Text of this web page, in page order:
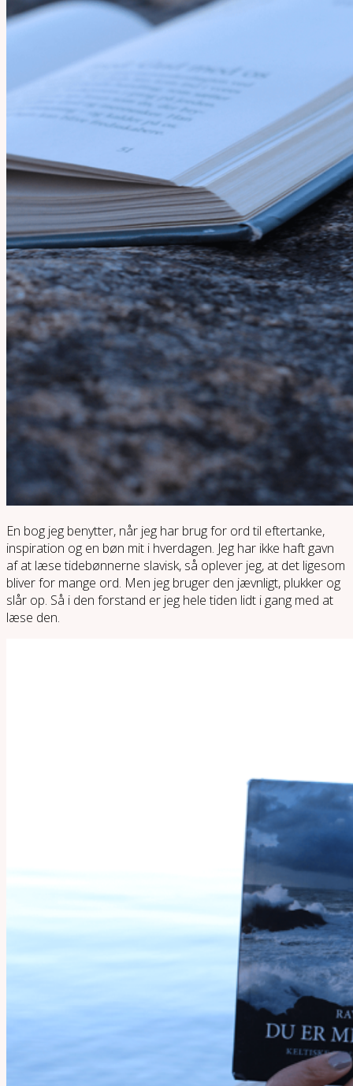
En bog jeg benytter, når jeg har brug for ord til eftertanke,
inspiration og en bøn mit i hverdagen. Jeg har ikke haft gavn
af at læse tidebønnerne slavisk, så oplever jeg, at det ligesom
bliver for mange ord. Men jeg bruger den jævnligt, plukker og
slår op. Så i den forstand er jeg hele tiden lidt i gang med at
læse den.